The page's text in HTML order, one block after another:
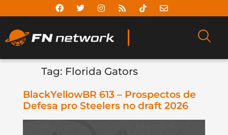
Tag: Florida Gators
BlackYellowBR 613 – Prospectos de
Defesa pro Steelers no draft 2026